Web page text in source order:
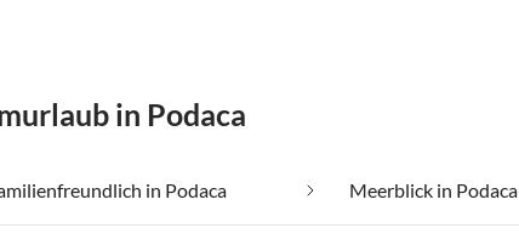
in Podaca
in Podaca Meerblick in Podaca